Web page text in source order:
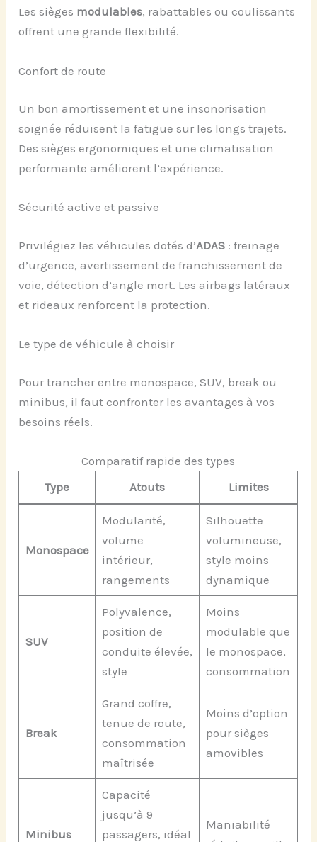
Les sièges modulables, rabattables ou coulissants
offrent une grande flexibilité.
Confort de route
Un bon amortissement et une insonorisation
soignée réduisent la fatigue sur les longs trajets.
Des sièges ergonomiques et une climatisation
performante améliorent l’expérience.
Sécurité active et passive
Privilégiez les véhicules dotés d’ADAS : freinage
d’urgence, avertissement de franchissement de
voie, détection d’angle mort. Les airbags latéraux
et rideaux renforcent la protection.
Le type de véhicule à choisir
Pour trancher entre monospace, SUV, break ou
minibus, il faut confronter les avantages à vos
besoins réels.
Comparatif rapide des types
Type
Atouts Limites
Monospace
Modularité,
volume
intérieur,
rangements
Silhouette
volumineuse,
style moins
dynamique
SUV
Polyvalence,
position de
conduite élevée,
style
Moins
modulable que
le monospace,
consommation
Break
Grand coffre,
tenue de route,
consommation
maîtrisée
Moins d’option
pour sièges
amovibles
Minibus
Capacité
jusqu’à 9
passagers, idéal
Maniabilité